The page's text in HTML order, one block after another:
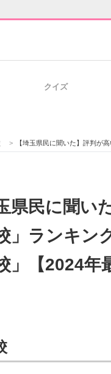
クイズ
> 【埼玉県民に聞いた】評判が高いと
県民に聞い
」ランキン
」【2024年